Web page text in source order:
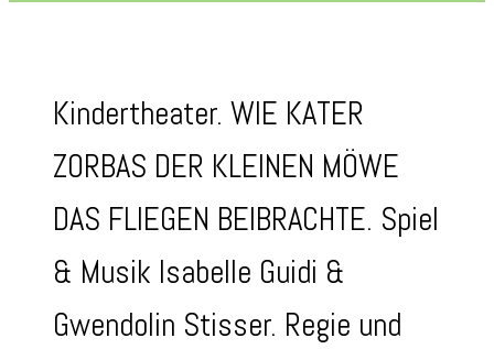
Kindertheater. WIE KATER
ZORBAS DER KLEINEN MÖWE
DAS FLIEGEN BEIBRACHTE. Spiel
& Musik Isabelle Guidi &
Gwendolin Stisser. Regie und